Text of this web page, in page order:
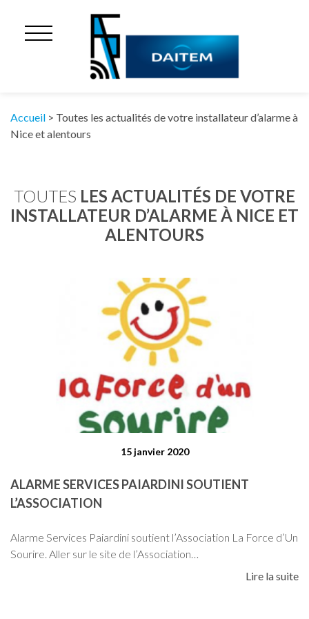
Accueil > Toutes les actualités de votre installateur d’alarme à
Nice et alentours
TOUTES LES ACTUALITÉS DE VOTRE
INSTALLATEUR D’ALARME À NICE ET
ALENTOURS
15 janvier 2020
ALARME SERVICES PAIARDINI SOUTIENT
L’ASSOCIATION
Alarme Services Paiardini soutient l’Association La Force d’Un
Sourire. Aller sur le site de l’Association…
Lire la suite